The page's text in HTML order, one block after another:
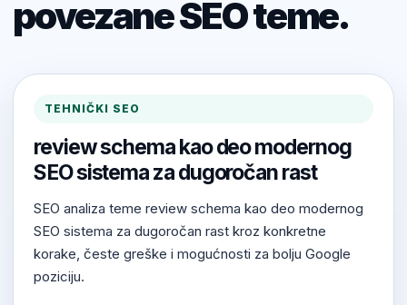
povezane SEO teme.
TEHNIČKI SEO
review schema kao deo modernog
SEO sistema za dugoročan rast
SEO analiza teme review schema kao deo modernog
SEO sistema za dugoročan rast kroz konkretne
korake, česte greške i mogućnosti za bolju Google
poziciju.